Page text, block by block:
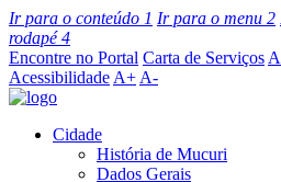
Ir para o conteúdo 1 Ir para o menu 2
rodapé4
Encontre no Portal Carta de Serviços
Acessibilidade A+ A-
Cidade
História de Mucuri
Dados Gerais